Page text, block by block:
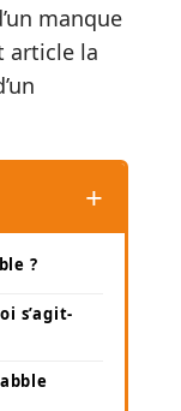
manque
article la
?
s’agit-